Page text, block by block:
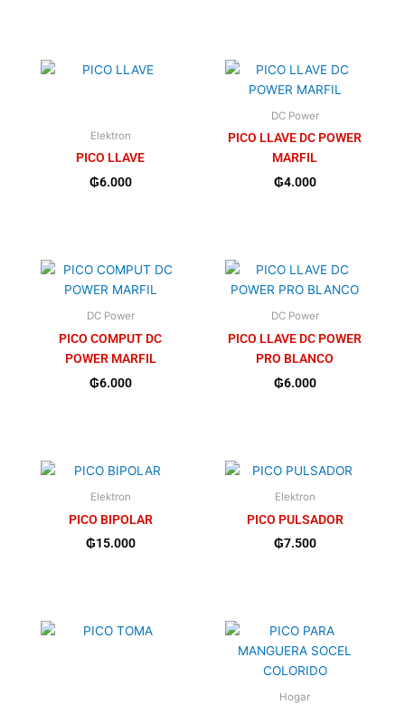
Elektron
PICO LLAVE
₲6.000
DC Power
PICO LLAVE DC POWER
MARFIL
₲4.000
DC Power
PICO COMPUT DC
POWER MARFIL
₲6.000
DC Power
PICO LLAVE DC POWER
PRO BLANCO
₲6.000
Elektron
PICO BIPOLAR
₲15.000
Elektron
PICO PULSADOR
₲7.500
Hogar